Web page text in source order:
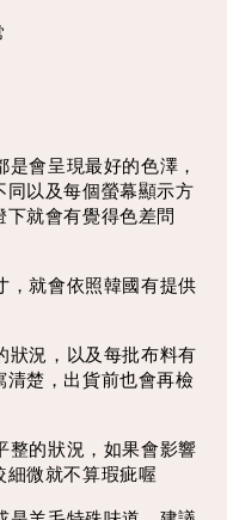
會呈現最好的色澤，
同以及每個螢幕顯示方
就會有覺得色差問
，就會依照韓國有提供
狀況，以及每批布料有
清楚，出貨前也會再檢
整的狀況，如果會影響
細微就不算瑕疵喔